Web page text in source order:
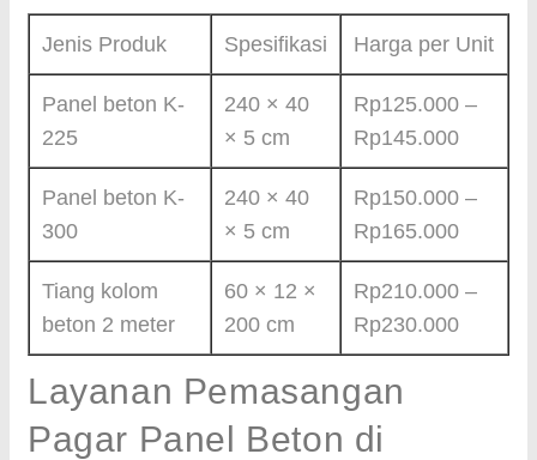
Jenis Produk Spesifikasi Harga per Unit
Panel beton K-
225
240 × 40
× 5 cm
Rp125.000 –
Rp145.000
Panel beton K-
300
240 × 40
× 5 cm
Rp150.000 –
Rp165.000
Tiang kolom
beton 2 meter
60 × 12 ×
200 cm
Rp210.000 –
Rp230.000
Layanan Pemasangan
Pagar Panel Beton di